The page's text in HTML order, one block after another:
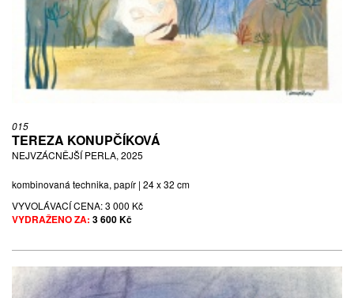
015
TEREZA KONUPČÍKOVÁ
NEJVZÁCNĚJŠÍ PERLA, 2025
kombinovaná technika, papír | 24 x 32 cm
VYVOLÁVACÍ CENA:3 000 Kč
VYDRAŽENO ZA: 3 600 Kč